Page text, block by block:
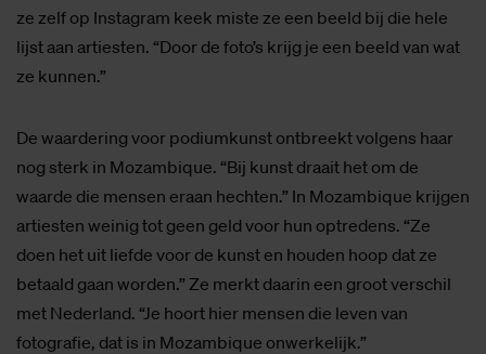
ze zelf op Instagram keek miste ze een beeld bij die hele
lijst aan artiesten. “Door de foto’s krijg je een beeld van wat
ze kunnen.”
De waardering voor podiumkunst ontbreekt volgens haar
nog sterk in Mozambique. “Bij kunst draait het om de
waarde die mensen eraan hechten.” In Mozambique krijgen
artiesten weinig tot geen geld voor hun optredens. “Ze
doen het uit liefde voor de kunst en houden hoop dat ze
betaald gaan worden.” Ze merkt daarin een groot verschil
met Nederland. “Je hoort hier mensen die leven van
fotografie, dat is in Mozambique onwerkelijk.”